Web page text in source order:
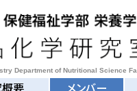
Department of Nutritional Science
要 メンバー